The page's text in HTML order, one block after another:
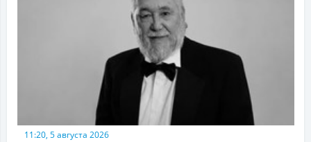
11:20, 5 августа 2026